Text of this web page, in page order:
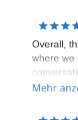
Overall,
where we
choose a
the
Mehr